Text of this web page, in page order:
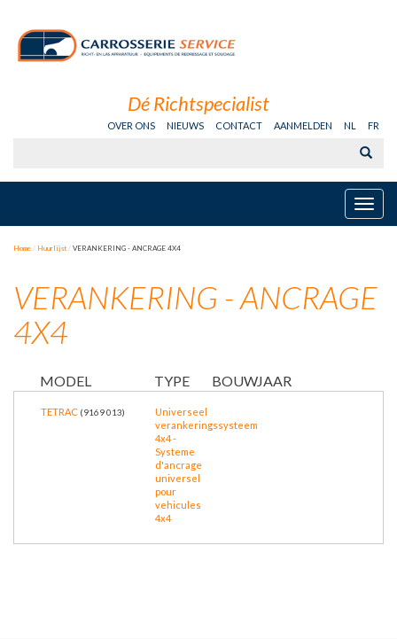
Dé Richtspecialist
OVER ONS NIEUWS CONTACT AANMELDEN NL FR
Home Huurlijst VERANKERING - ANCRAGE 4X4
VERANKERING - ANCRAGE
4X4
MODEL TYPE BOUWJAAR
TETRAC (9169 013)
Universeel
verankeringssysteem
4x4 -
Systeme
d'ancrage
universel
pour
vehicules
4x4